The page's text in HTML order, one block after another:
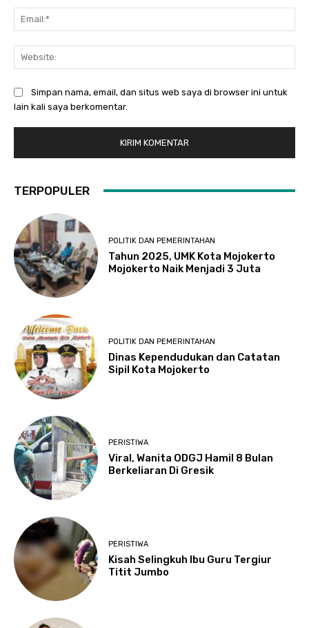
Simpan nama, email, dan situs web saya di browser ini untuk
lain kali saya berkomentar.
TERPOPULER
POLITIK DAN PEMERINTAHAN
Tahun 2025, UMK Kota Mojokerto
Mojokerto Naik Menjadi 3 Juta
POLITIK DAN PEMERINTAHAN
Dinas Kependudukan dan Catatan
Sipil Kota Mojokerto
PERISTIWA
Viral, Wanita ODGJ Hamil 8 Bulan
Berkeliaran Di Gresik
PERISTIWA
Kisah Selingkuh Ibu Guru Tergiur
Titit Jumbo